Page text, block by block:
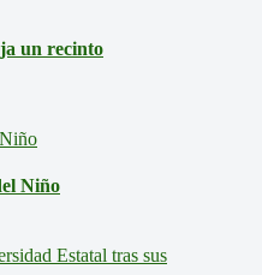
un recinto
Niño